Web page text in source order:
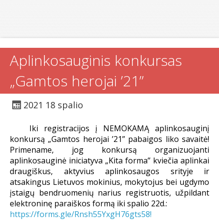
Aplinkosauginis konkursas
„Gamtos herojai ’21”
2021 18 spalio
Iki registracijos į NEMOKAMĄ aplinkosauginį
konkursą „Gamtos herojai ’21” pabaigos liko savaitė!
Primename, jog konkursą organizuojanti
aplinkosauginė iniciatyva „Kita forma” kviečia aplinkai
draugiškus, aktyvius aplinkosaugos srityje ir
atsakingus Lietuvos mokinius, mokytojus bei ugdymo
įstaigų bendruomenių narius registruotis, užpildant
elektroninę paraiškos formą iki spalio 22d.:
https://forms.gle/Rnsh55YxgH76gts58!